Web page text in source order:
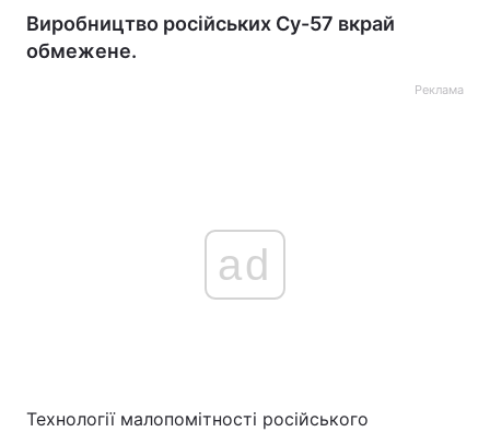
Виробництво російських Су-57 вкрай
обмежене.
Реклама
ad
Технології малопомітності російського